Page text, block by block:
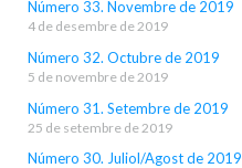
Número 33. Novembre de 2019
4 de desembre de 2019
Número 32. Octubre de 2019
5 de novembre de 2019
Número 31. Setembre de 2019
25 de setembre de 2019
Número 30. Juliol/Agost de 2019